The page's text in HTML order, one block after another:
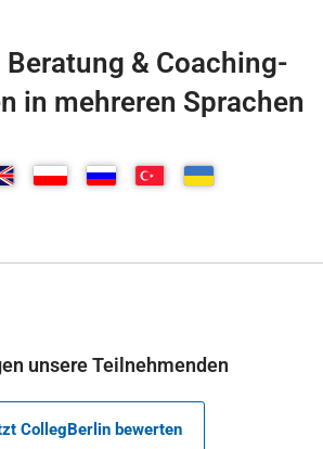
& Coaching-
in mehreren Sprachen
unsere Teilnehmenden
CollegBerlin bewerten